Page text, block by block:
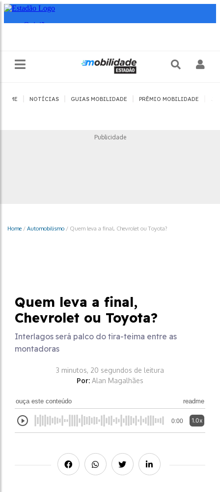
HOME NOTÍCIAS GUIAS MOBILIDADE PRÊMIO MOBILIDADE
Publicidade
Home / Automobilismo / Quem leva a final, Chevrolet ou Toyota?
Quem leva a final,
Chevrolet ou Toyota?
Interlagos será palco do tira-teima entre as
montadoras
3 minutos, 20 segundos de leitura
Por: Alan Magalhães
ouça este conteúdo readme
0:00 1.0x